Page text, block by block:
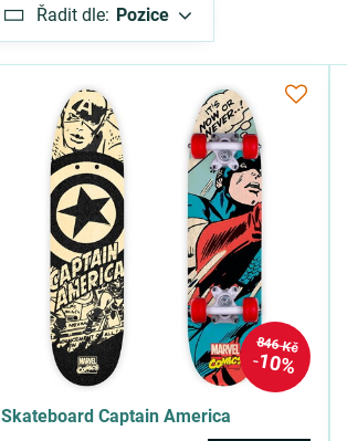
Řadit dle: Pozice
846 Kč
10%
Skateboard Captain America